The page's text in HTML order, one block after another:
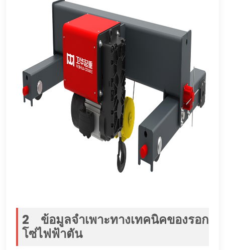
2 ข้อมูลจำเพาะทางเทคนิคของรอก
โซ่ไฟฟ้าตัน